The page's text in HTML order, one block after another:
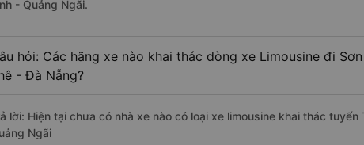
- Quảng Ngãi.
hỏi: Các hãng xe nào khai thác dòng xe Limousine đi
- Đà Nẵng?
lời: Hiện tại chưa có nhà xe nào có loại xe limousine khai thác
Ngãi